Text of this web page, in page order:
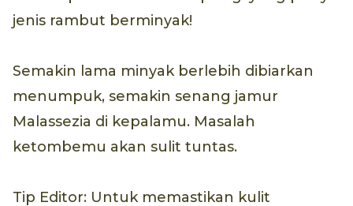
jenis rambut berminyak!
Semakin lama minyak berlebih dibiarkan
menumpuk, semakin senang jamur
Malassezia di kepalamu. Masalah
ketombemu akan sulit tuntas.
Tip Editor: Untuk memastikan kulit